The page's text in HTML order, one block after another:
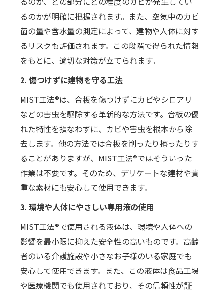
るのかが明確に把握されます。また、空気中のカビ
菌の量や含水量の測定によって、建物や人体に対す
るリスクも評価されます。この段階で得られた情報
をもとに、適切な対策が立てられます。
2. 傷つけずに建物を守る工法
MIST工法®は、合板を傷つけずにカビやシロアリ
などの害虫を駆除する革新的な方法です。合板の優
れた特性を損なわずに、カビや害虫を根本から除
去します。他の方法では合板を削ったり擦ったりす
ることがありますが、MIST工法®ではそういった
作業は不要です。そのため、デリケートな建材や貴
重な素材にも安心して使用できます。
3. 環境や人体にやさしい専用液の使用
MIST工法®で使用される液体は、環境や人体への
影響を最小限に抑えた安全性の高いものです。高齢
者のいる介護施設や小さなお子様のいる家庭でも
安心して使用できます。また、この液体は食品工場
や医療機関でも使用されており、その信頼性が証